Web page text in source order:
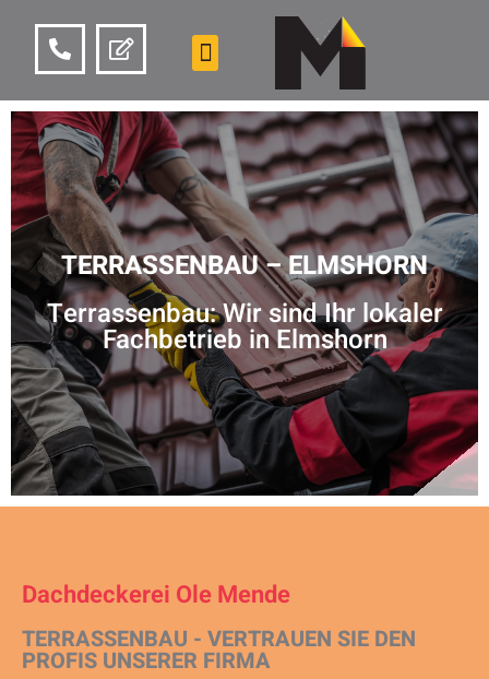
TERRASSENBAU – ELMSHORN
Terrassenbau: Wir sind Ihr lokaler
Fachbetrieb in Elmshorn
Dachdeckerei Ole Mende
TERRASSENBAU - VERTRAUEN SIE DEN
PROFIS UNSERER FIRMA